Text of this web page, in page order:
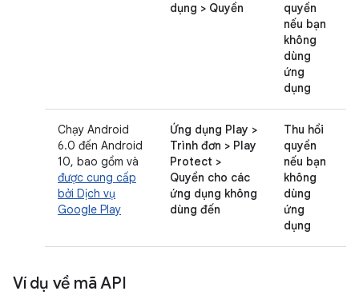
dụng > Quyền
quyền
nếu bạn
không
dùng
ứng
dụng
Chạy Android
6.0 đến Android
10, bao gồm và
được cung cấp
bởi Dịch vụ
Google Play
Ứng dụng Play >
Trình đơn > Play
Protect >
Quyền cho các
ứng dụng không
dùng đến
Thu hồi
quyền
nếu bạn
không
dùng
ứng
dụng
Ví dụ về mã API